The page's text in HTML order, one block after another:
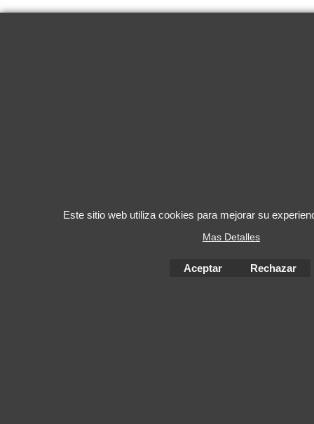
Este sitio web utiliza cookies para mejorar su
Mas Detalles
Aceptar Rechazar